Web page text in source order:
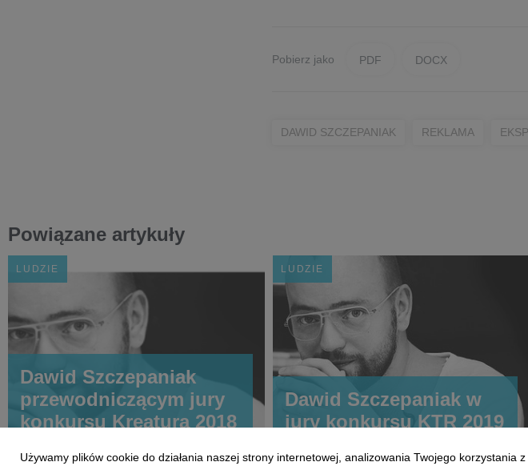
Pobierz jako PDF DOCX
DAWID SZCZEPANIAK REKLAMA
Powiązane artykuły
LUDZIE
Dawid Szczepaniak
przewodniczącym jury
konkursu Kreatura 2018
LUDZIE
Dawid Szczepaniak w
jury konkursu KTR 2019
Używamy plików cookie do działania naszej strony internetowej, analizowania Twojego